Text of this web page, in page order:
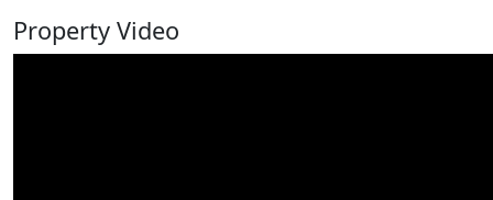
Property Video